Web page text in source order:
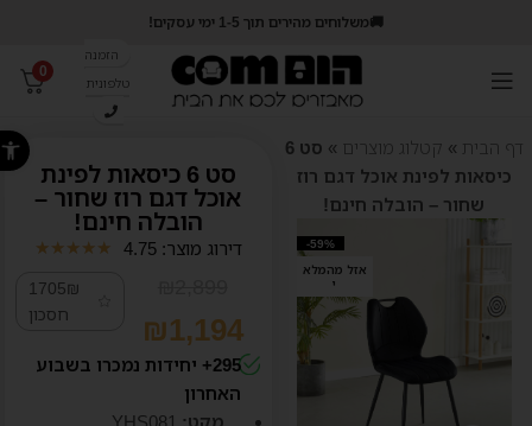
פתח
🚚משלוחים מהירים תוך 1-5 ימי עסקים!
הזמנה
טלפונית
0
דף הבית » קטלוג מוצרים »
סט 6
כיסאות לפינת אוכל דגם רוז
שחור – הובלה חינם!
-59%
אזל מהמלא
י
סט 6 כיסאות לפינת
אוכל דגם רוז שחור –
הובלה חינם!
דירוג מוצר: 4.75 ★
★
★
★
★
₪1,194
1705₪
חסכון
295+ יחידות נמכרו בשבוע
האחרון
מקט: YHS081